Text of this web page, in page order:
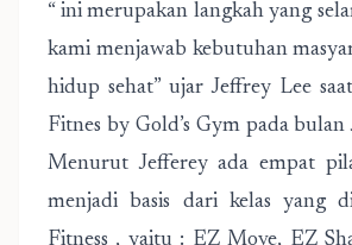
“ ini merupakan langkah yang
kami menjawab kebutuhan
hidup sehat” ujar Jeffrey Lee
Fitnes by Gold’s Gym pada
Menurut Jefferey ada empat
menjadi basis dari kelas yang
Fitness , yaitu : EZ Move, EZ